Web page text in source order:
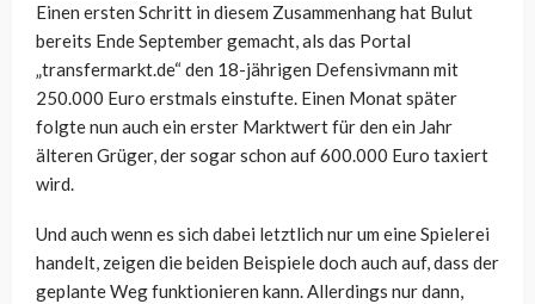
Einen ersten Schritt in diesem Zusammenhang hat Bulut
bereits Ende September gemacht, als das Portal
„transfermarkt.de“ den 18-jährigen Defensivmann mit
250.000 Euro erstmals einstufte. Einen Monat später
folgte nun auch ein erster Marktwert für den ein Jahr
älteren Grüger, der sogar schon auf 600.000 Euro taxiert
wird.
Und auch wenn es sich dabei letztlich nur um eine Spielerei
handelt, zeigen die beiden Beispiele doch auch auf, dass der
geplante Weg funktionieren kann. Allerdings nur dann,